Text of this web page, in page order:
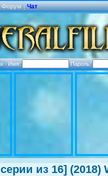
Форум | Чат
·Имя: Пароль:
из 16] (2018)